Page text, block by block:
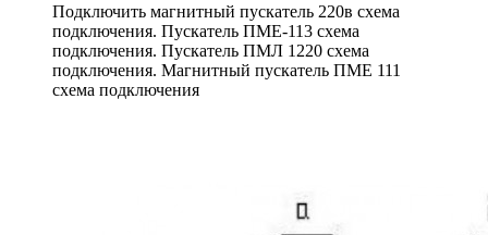
Подключить магнитный пускатель 220в схема
подключения. Пускатель ПМЕ-113 схема
подключения. Пускатель ПМЛ 1220 схема
подключения. Магнитный пускатель ПМЕ 111
схема подключения